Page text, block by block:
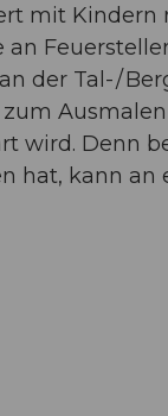
mit
der Tal- /
wird. Denn
hat, kann